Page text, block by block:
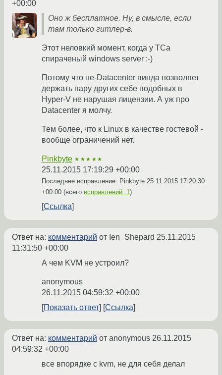
+00:00
Оно ж бесплатное. Ну, в смысле, если
там только гитлер-в.
Этот неловкий момент, когда у ТСа
спираченый windows server :-)
Потому что не-Datacenter винда позволяет
держать пару других себе подобных в
Hyper-V не нарушая лицензии. А уж про
Datacenter я молчу.
Тем более, что к Linux в качестве гостевой -
вообще ограничений нет.
Pinkbyte ★★★★★
25.11.2015 17:19:29 +00:00
Последнее исправление: Pinkbyte 25.11.2015 17:20:30
+00:00 (всего исправлений: 1)
Ссылка
Ответ на: комментарий от Ien_Shepard 25.11.2015
11:31:50 +00:00
А чем KVM не устроил?
anonymous
26.11.2015 04:59:32 +00:00
Показать ответ
Ссылка
Ответ на: комментарий от anonymous 26.11.2015
04:59:32 +00:00
все впорядке с kvm, не для себя делал